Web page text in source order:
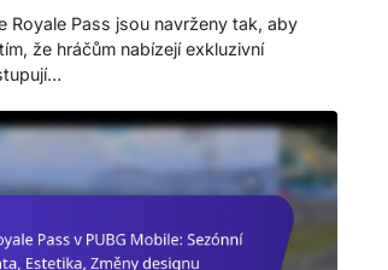
Royale Pass jsou navrženy tak, aby
že hráčům nabízejí exkluzivní